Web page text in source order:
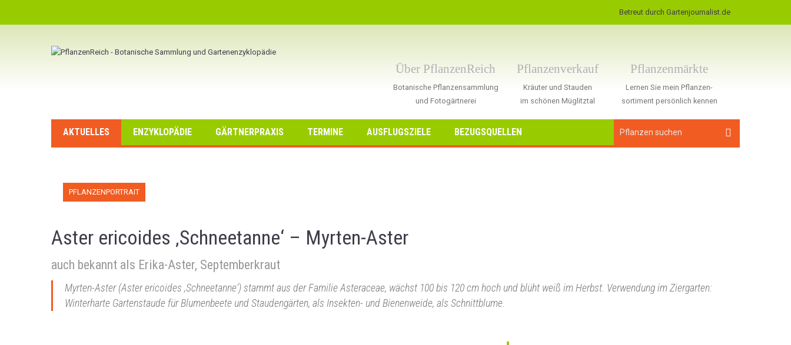
Betreut durch Gartenjournalist.de
Über PflanzenReich
Botanische Pflanzensammlung
und Fotogärtnerei
Pflanzenverkauf
Kräuter und Stauden
im schönen Müglitztal
Pflanzenmärkte
Lernen Sie mein Pflanzen-
sortiment persönlich kennen
AKTUELLES ENZYKLOPÄDIE GÄRTNERPRAXIS TERMINE AUSFLUGSZIELE BEZUGSQUELLEN
PFLANZENPORTRAIT
Aster ericoides ‚Schneetanne‘ – Myrten-Aster
auch bekannt als Erika-Aster, Septemberkraut
Myrten-Aster (Aster ericoides ‚Schneetanne‘) stammt aus der Familie Asteraceae, wächst 100 bis 120 cm hoch und blüht weiß im Herbst. Verwendung im Ziergarten:
Winterharte Gartenstaude für Blumenbeete und Staudengärten, als Insekten- und Bienenweide, als Schnittblume.